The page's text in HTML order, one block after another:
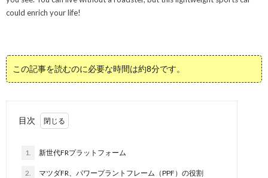
could enrich your life!
この記事を読むのに必要な時間は約8分です。
目次
1. 新世代FRプラットフォーム
2. マツダFR、パワープラントフレーム（PPF）の役割